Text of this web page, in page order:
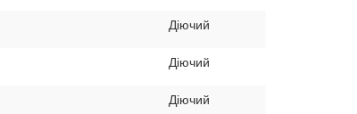
Діючий
Діючий
Діючий